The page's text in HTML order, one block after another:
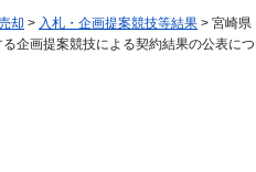
却 > 入札・企画提案競技等結果 > 宮崎県
企画提案競技による契約結果の公表につ